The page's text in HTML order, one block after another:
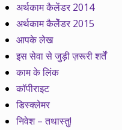
अर्थकाम कैलेंडर 2014
अर्थकाम कैलेेंडर 2015
आपके लेख
इस सेवा से जुड़ी ज़रूरी शर्तें
काम के लिंक
कॉपीराइट
डिस्क्लेमर
निवेश – तथास्तु!